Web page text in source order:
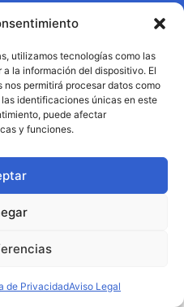
utilizamos tecnologías como las
la información del dispositivo. El
permitirá procesar datos como
identificaciones únicas en este
puede afectar
y funciones.
de PrivacidadAviso Legal